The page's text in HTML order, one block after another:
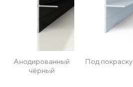
Анодированный
чёрный
Под покраску